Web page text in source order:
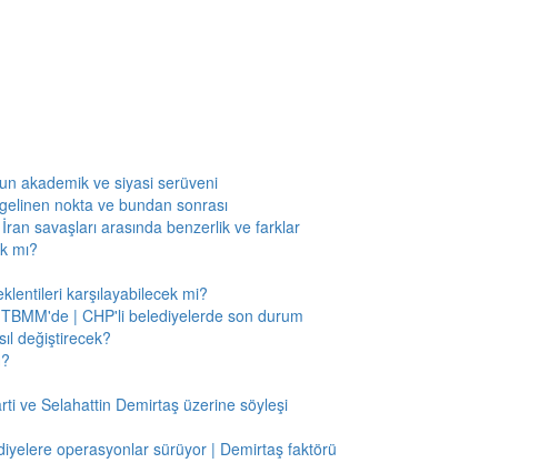
akademik ve siyasi serüveni
nokta ve bundan sonrası
savaşları arasında benzerlik ve farklar
mı?
karşılayabilecek mi?
| CHP'li belediyelerde son durum
değiştirecek?
ve Selahattin Demirtaş üzerine söyleşi
operasyonlar sürüyor | Demirtaş faktörü